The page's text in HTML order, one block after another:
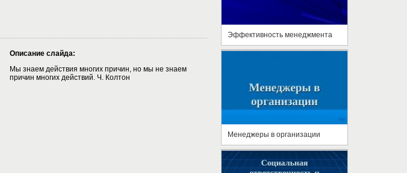
Описание слайда:
Мы знаем действия многих причин, но мы не знаем
причин многих действий. Ч. Колтон
Эффективность менеджмента
Менеджеры в организации